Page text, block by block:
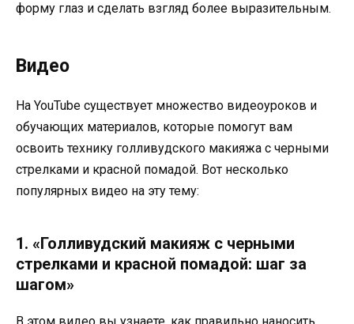
форму глаз и сделать взгляд более выразительным.
Видео
На YouTube существует множество видеоуроков и
обучающих материалов, которые помогут вам
освоить технику голливудского макияжа с черными
стрелками и красной помадой. Вот несколько
популярных видео на эту тему:
1. «Голливудский макияж с черными
стрелками и красной помадой: шаг за
шагом»